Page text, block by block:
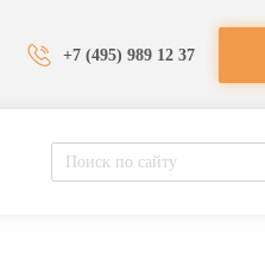
+7 (495) 989 12 37